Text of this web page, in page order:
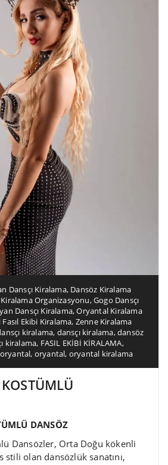
Dansçı Kiralama, Dansöz Kiralama
Kiralama Organizasyonu,Gogo Dansçı
Dansçı Kiralama,Oryantal Kiralama
Ekibi Kiralama, Zenne Kiralama
kiralama, dansçı kiralama,dansöz
kiralama, FASIL EKİBİ KİRALAMA,
, oryantal, oryantal kiralama
DANSÖZ
Dansözler, Orta Doğu kökenli
stili olan dansözlük sanatını,